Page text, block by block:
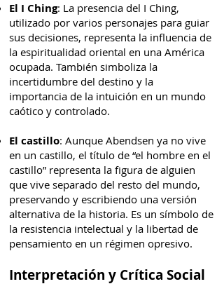
El I Ching: La presencia del I Ching,
utilizado por varios personajes para guiar
sus decisiones, representa la influencia de
la espiritualidad oriental en una América
ocupada. También simboliza la
incertidumbre del destino y la
importancia de la intuición en un mundo
caótico y controlado.
El castillo: Aunque Abendsen ya no vive
en un castillo, el título de “el hombre en el
castillo” representa la figura de alguien
que vive separado del resto del mundo,
preservando y escribiendo una versión
alternativa de la historia. Es un símbolo de
la resistencia intelectual y la libertad de
pensamiento en un régimen opresivo.
Interpretación y Crítica Social